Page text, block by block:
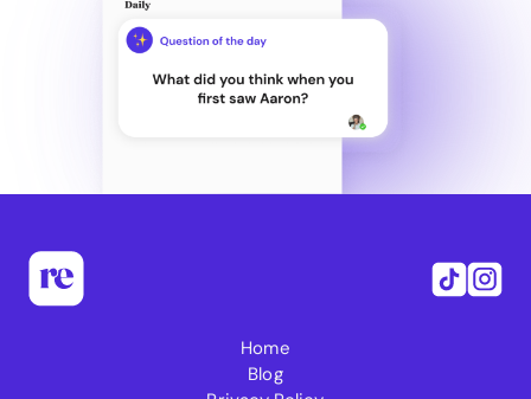
Home
Blog